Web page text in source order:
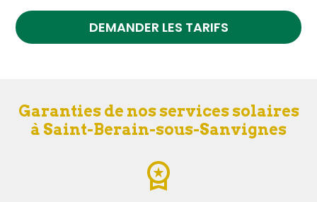
DEMANDER LES TARIFS
Garanties de nos services solaires
à Saint-Berain-sous-Sanvignes